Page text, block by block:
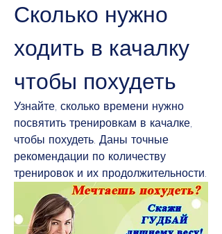
Сколько нужно
ходить в качалку
чтобы похудеть
Узнайте, сколько времени нужно
посвятить тренировкам в качалке,
чтобы похудеть. Даны точные
рекомендации по количеству
тренировок и их продолжительности.